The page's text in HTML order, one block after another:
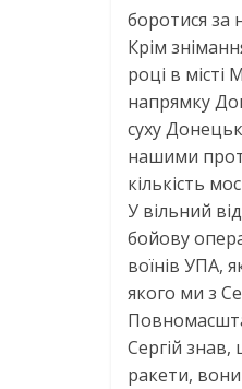
боротися за
Крім
році в місті
напрямку
суху
нашими
кількість
У вільний
бойову
воїнів УПА,
якого ми з
Сергій знав,
ракети,